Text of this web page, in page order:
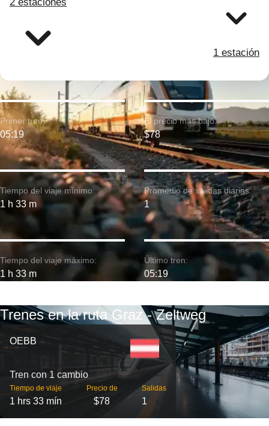
1 estación
Tiempo del viaje mínimo:
1 h 33 m
Primer tren:
05:19
Tiempo del viaje máximo:
1 h 33 m
El precio más bajo:
$78
Promedio de salidas diarias:
1
Último tren:
05:19
Trenes en la ruta Graz - Zeltweg
OEBB
Tren con 1 cambio
Tiempo de viaje
1 hrs 33 mín
Precio de
$78
Salidas
1